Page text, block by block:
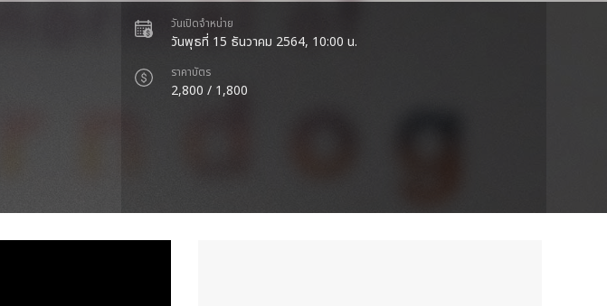
วันเปิดจำหน่าย
วันพุธที่ 15 ธันวาคม 2564, 10:00 น.
ราคาบัตร
2,800 / 1,800